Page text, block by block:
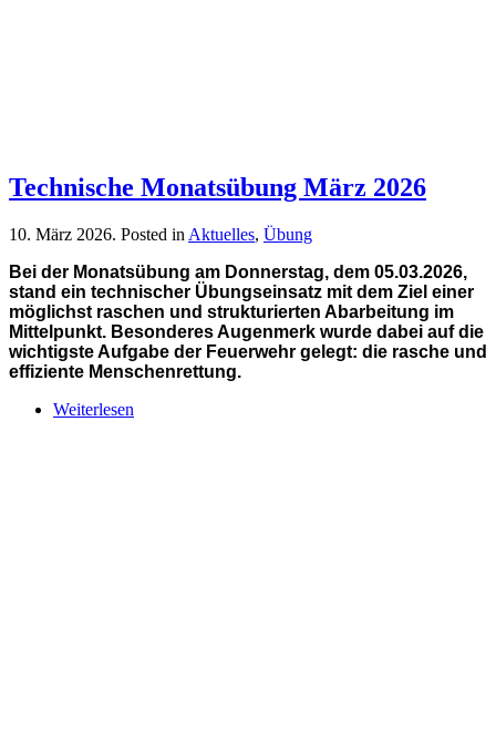
Technische Monatsübung März 2026
10. März 2026. Posted in Aktuelles, Übung
Bei der Monatsübung am Donnerstag, dem 05.03.2026,
stand ein technischer Übungseinsatz mit dem Ziel einer
möglichst raschen und strukturierten Abarbeitung im
Mittelpunkt. Besonderes Augenmerk wurde dabei auf die
wichtigste Aufgabe der Feuerwehr gelegt: die rasche und
effiziente Menschenrettung.
Weiterlesen